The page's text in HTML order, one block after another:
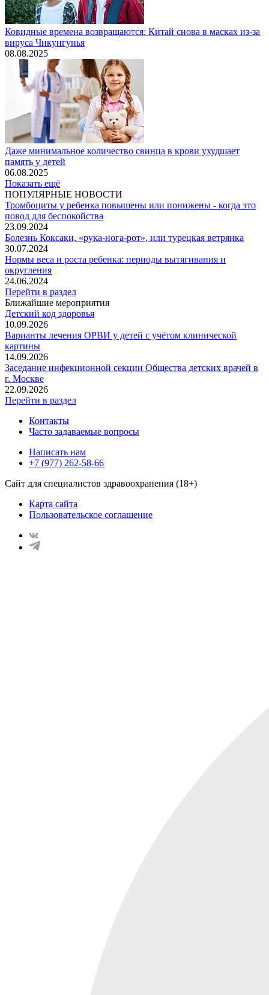
Ковидные времена возвращаются: Китай снова в масках из-за
вируса Чикунгунья
08.08.2025
Даже минимальное количество свинца в крови ухудшает
память у детей
06.08.2025
Показать ещё
ПОПУЛЯРНЫЕ НОВОСТИ
Тромбоциты у ребенка повышены или понижены - когда это
повод для беспокойства
23.09.2024
Болезнь Коксаки, «рука-нога-рот», или турецкая ветрянка
30.07.2024
Нормы веса и роста ребенка: периоды вытягивания и
округления
24.06.2024
Перейти в раздел
Ближайшие мероприятия
Детский код здоровья
10.09.2026
Варианты лечения ОРВИ у детей с учётом клинической
картины
14.09.2026
Заседание инфекционной секции Общества детских врачей в
г. Москве
22.09.2026
Перейти в раздел
Контакты
Часто задаваемые вопросы
Написать нам
+7 (977) 262-58-66
Сайт для специалистов здравоохранения (18+)
Карта сайта
Пользовательское соглашение